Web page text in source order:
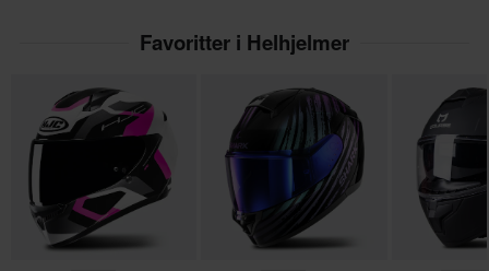
Hjelmvekt
1300 g – 1500 g
Varemerke
Favoritter i Helhjelmer